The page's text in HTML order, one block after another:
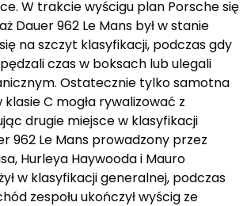
W trakcie wyścigu plan Porsche się
Dauer 962 Le Mans był w stanie
na szczyt klasyfikacji, podczas gdy
czas w boksach lub ulegali
Ostatecznie tylko samotna
C mogła rywalizować z
drugie miejsce w klasyfikacji
962 Le Mans prowadzony przez
Hurleya Haywooda i Mauro
w klasyfikacji generalnej, podczas
zespołu ukończył wyścig ze